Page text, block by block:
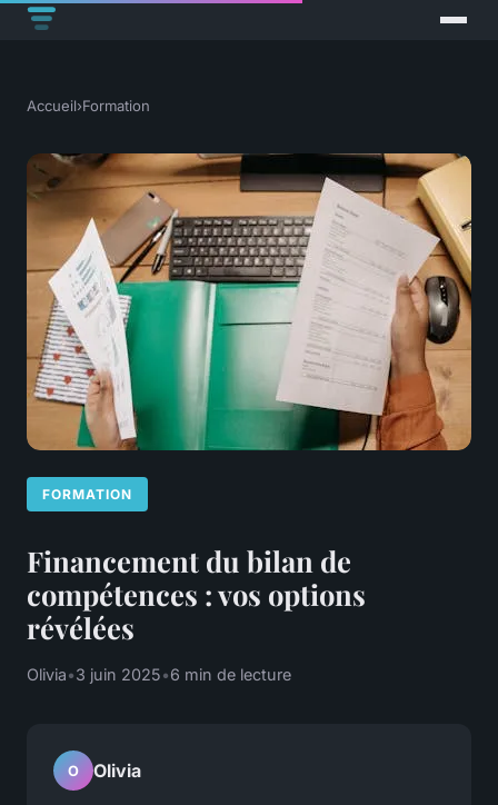
Accueil›Formation
FORMATION
Financement du bilan de
compétences : vos options
révélées
Olivia•3 juin 2025•6 min de lecture
O Olivia